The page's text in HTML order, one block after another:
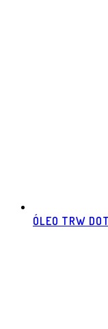
ÓLEO TRW